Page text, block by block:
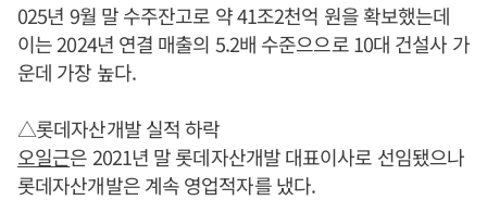
025년 9월 말 수주잔고로 약 41조2천억 원을 확보했는데
이는 2024년 연결 매출의 5.2배 수준으으로 10대 건설사 가
운데 가장 높다.
△롯데자산개발 실적 하락
오일근은 2021년 말 롯데자산개발 대표이사로 선임됐으나
롯데자산개발은 계속 영업적자를 냈다.